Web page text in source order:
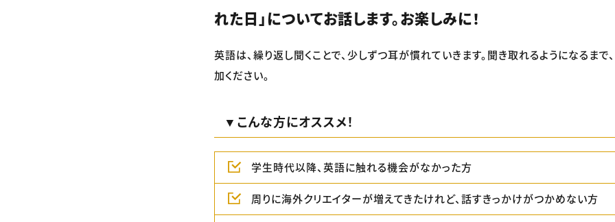
れた日」についてお話します。お楽しみに！
英語は、繰り返し聞くことで、少しずつ耳が慣れていきます。聞き取れるようになるまで
加ください。
▼こんな方にオススメ！
学生時代以降、英語に触れる機会がなかった方
周りに海外クリエイターが増えてきたけれど、話すきっかけがつかめない方